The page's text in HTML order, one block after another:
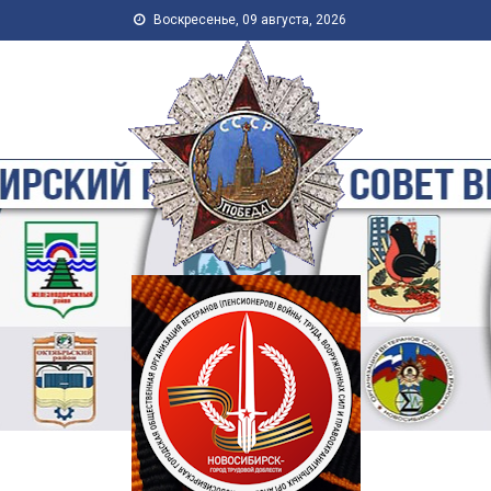
Воскресенье, 09 августа, 2026
Новосибирская Городская
Общественная Организация
Ветеранов-Пенсионеров
Войны, Труда, Военной
Службы и